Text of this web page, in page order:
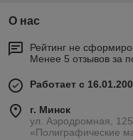
О нас
Рейтинг не
Менее 5 отзывов за
Работает с
г. Минск
ул. Аэродромная,
«Полиграфические